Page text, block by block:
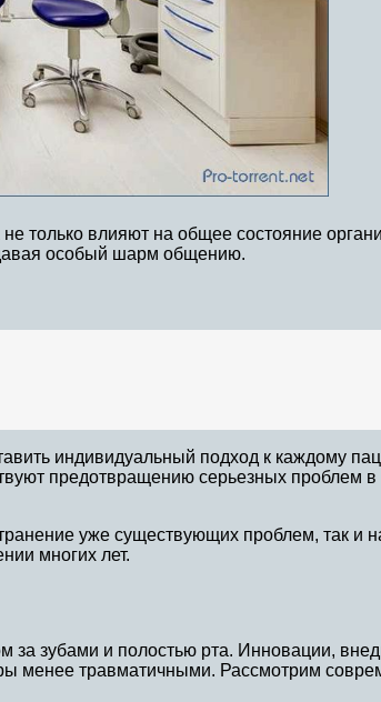
только влияют на общее состояние
особый шарм общению.
индивидуальный подход к каждому
предотвращению серьезных проблем
уже существующих проблем, так и
многих лет.
зубами и полостью рта. Инновации,
менее травматичными. Рассмотрим